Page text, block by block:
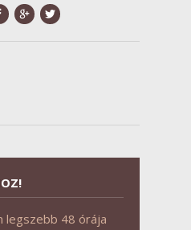
legszebb 48 órája